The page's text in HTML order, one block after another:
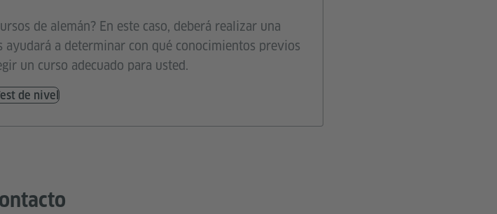
de alemán? En este caso, deberá realizar una
a determinar con qué conocimientos previos
un curso adecuado para usted.
de nivel